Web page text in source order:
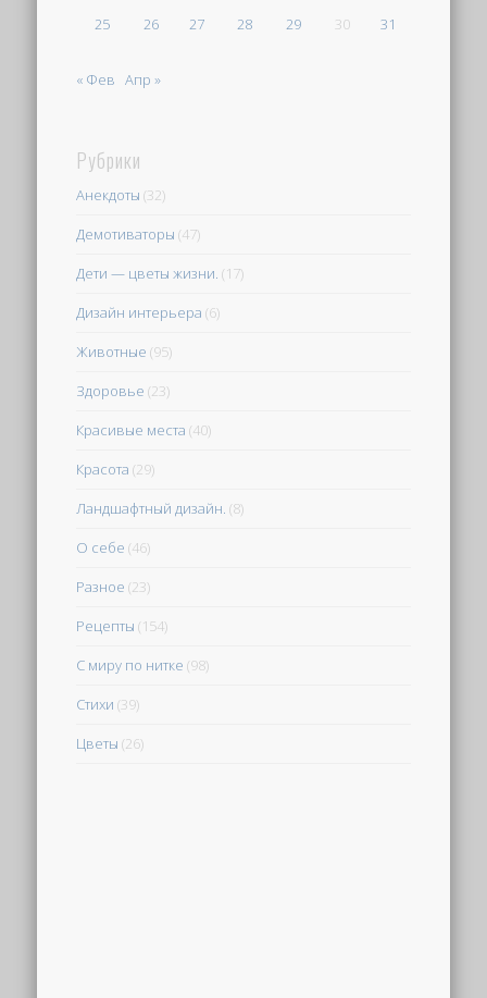
25
26 27 28 29 30 31
« Фев Апр »
Рубрики
Анекдоты (32)
Демотиваторы (47)
Дети — цветы жизни. (17)
Дизайн интерьера (6)
Животные (95)
Здоровье (23)
Красивые места (40)
Красота (29)
Ландшафтный дизайн. (8)
О себе (46)
Разное (23)
Рецепты (154)
С миру по нитке (98)
Стихи (39)
Цветы (26)